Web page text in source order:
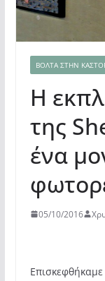
ΒΌΛΤΑ ΣΤΗΝ
Η
της
ένα
05/10/2016